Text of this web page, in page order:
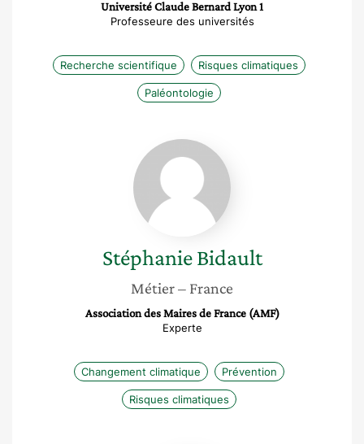
Université Claude Bernard Lyon 1
Professeure des universités
Recherche scientifique Risques climatiques
Paléontologie
Stéphanie
Bidault
Stéphanie Bidault
Métier– France
Association des Maires de France (AMF)
Experte
Changement climatique Prévention
Risques climatiques